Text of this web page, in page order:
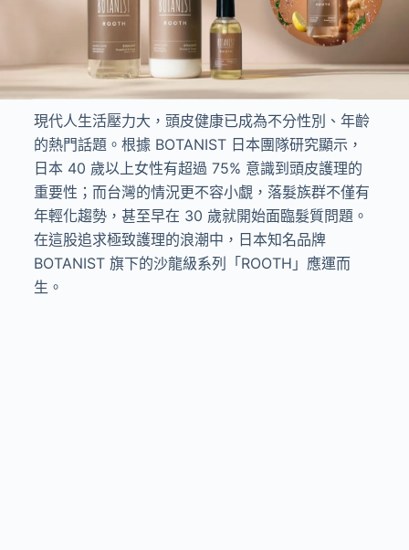
現代人生活壓力大，頭皮健康已成為不分性別、年齡
的熱門話題。根據 BOTANIST 日本團隊研究顯示，
日本 40 歲以上女性有超過 75% 意識到頭皮護理的
重要性；而台灣的情況更不容小覷，落髮族群不僅有
年輕化趨勢，甚至早在 30 歲就開始面臨髮質問題。
在這股追求極致護理的浪潮中，日本知名品牌
BOTANIST 旗下的沙龍級系列「ROOTH」應運而
生。